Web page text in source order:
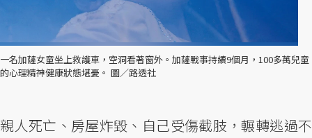
一名加薩女童坐上救護車，空洞看著窗外。加薩戰事持續9個月，100多萬兒童
的心理精神健康狀態堪憂。 圖／路透社
親人死亡、房屋炸毀、自己受傷截肢，輾轉逃過不